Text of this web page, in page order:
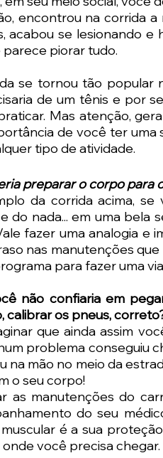
encontrou na corrida
acabou se lesionando
piorar tudo.
se tornou tão popular
de um tênis e por
Mas atenção,
de você ter
tipo de atividade.
preparar o corpo para
da corrida acima,
do nada... em uma bela
fazer uma analogia e
nas manutenções
para fazer uma
não confiaria em
calibrar os pneus,
que ainda assim
problema conseguiu
na mão no meio da
o seu corpo!
as manutenções do
do seu
é a sua
você precisa chegar.